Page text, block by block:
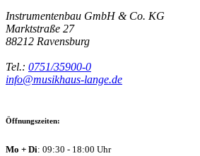
Instrumentenbau GmbH & Co. KG
Marktstraße 27
88212 Ravensburg
Tel.: 0751/35900-0
info@musikhaus-lange.de
Öffnungszeiten:
Mo + Di: 09:30 - 18:00 Uhr